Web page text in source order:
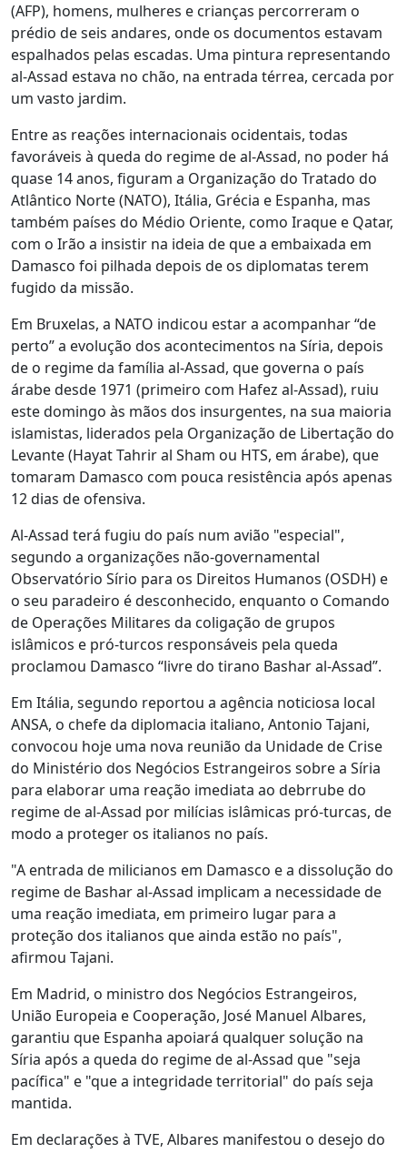
(AFP), homens, mulheres e crianças percorreram o
prédio de seis andares, onde os documentos estavam
espalhados pelas escadas. Uma pintura representando
al-Assad estava no chão, na entrada térrea, cercada por
um vasto jardim.
Entre as reações internacionais ocidentais, todas
favoráveis à queda do regime de al-Assad, no poder há
quase 14 anos, figuram a Organização do Tratado do
Atlântico Norte (NATO), Itália, Grécia e Espanha, mas
também países do Médio Oriente, como Iraque e Qatar,
com o Irão a insistir na ideia de que a embaixada em
Damasco foi pilhada depois de os diplomatas terem
fugido da missão.
Em Bruxelas, a NATO indicou estar a acompanhar “de
perto” a evolução dos acontecimentos na Síria, depois
de o regime da família al-Assad, que governa o país
árabe desde 1971 (primeiro com Hafez al-Assad), ruiu
este domingo às mãos dos insurgentes, na sua maioria
islamistas, liderados pela Organização de Libertação do
Levante (Hayat Tahrir al Sham ou HTS, em árabe), que
tomaram Damasco com pouca resistência após apenas
12 dias de ofensiva.
Al-Assad terá fugiu do país num avião "especial",
segundo a organizações não-governamental
Observatório Sírio para os Direitos Humanos (OSDH) e
o seu paradeiro é desconhecido, enquanto o Comando
de Operações Militares da coligação de grupos
islâmicos e pró-turcos responsáveis pela queda
proclamou Damasco “livre do tirano Bashar al-Assad”.
Em Itália, segundo reportou a agência noticiosa local
ANSA, o chefe da diplomacia italiano, Antonio Tajani,
convocou hoje uma nova reunião da Unidade de Crise
do Ministério dos Negócios Estrangeiros sobre a Síria
para elaborar uma reação imediata ao debrrube do
regime de al-Assad por milícias islâmicas pró-turcas, de
modo a proteger os italianos no país.
"A entrada de milicianos em Damasco e a dissolução do
regime de Bashar al-Assad implicam a necessidade de
uma reação imediata, em primeiro lugar para a
proteção dos italianos que ainda estão no país",
afirmou Tajani.
Em Madrid, o ministro dos Negócios Estrangeiros,
União Europeia e Cooperação, José Manuel Albares,
garantiu que Espanha apoiará qualquer solução na
Síria após a queda do regime de al-Assad que "seja
pacífica" e "que a integridade territorial" do país seja
mantida.
Em declarações à TVE, Albares manifestou o desejo do